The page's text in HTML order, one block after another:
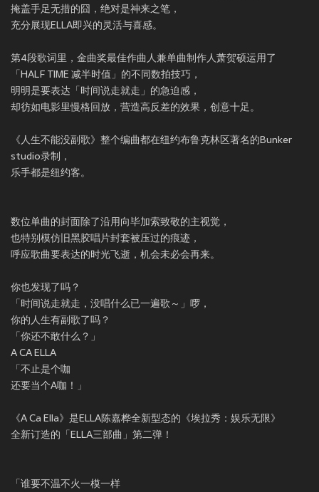
掩盖手足无措的囧，绝对是神来之笔，
充分展现ELLA即兴的灵活与喜感。
第4段歌词里，金曲奖最佳作曲人兼单曲制作人萧贺硕运用了
「HALF TIME 减半时值」的不同数拍技巧，
明明是要表达「时间说走就走」的急迫感，
却彷如电影里慢格回放，营造高反差的效果，创意十足。
《人生不能没副歌》整个编曲都在纽约布鲁克林区著名的Bunker
studio录制，
乐手都是纽约客。
数位单曲的封面除了沿用向毕加索致敬的主视觉，
也特别模仿旧黑胶唱片封套被压过的痕迹，
呼应歌曲要表达的时光飞逝，机会未必会再来。
你也发现了吗？
「时间说走就走，没唱什么已一遍歌～」啰，
你的人生有副歌了吗？
「你还不敢什么？」
A CA ELLA
「不止是个咖
还要当个A咖！」
《A Ca Ella》是ELLA陈嘉桦全新型态的《埃拉秀：娱乐无限》
全新订造的「ELLA三部曲」第二弹！
「谁要不温不火一模一样